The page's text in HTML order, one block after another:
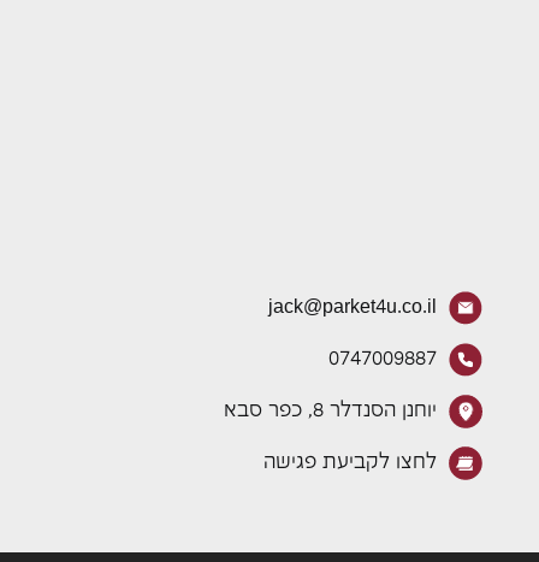
jack@parket4u.co.il
0747009887
יוחנן הסנדלר 8, כפר סבא
לחצו לקביעת פגישה